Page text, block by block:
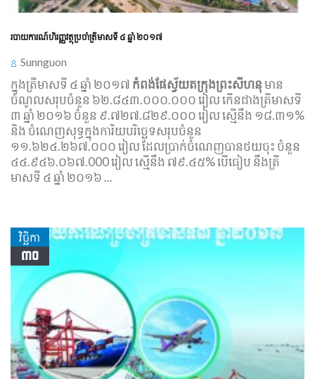
របាយការណ៍​ហិរញ្ញវត្ថុ​ប្រចាំ​ត្រី​មាស​ទី ៤ ឆ្នាំ ២០១៧
Sunnguon
ក្នុងត្រីមាសទី ៤ ឆ្នំា ២០១៧ កំពង់ផែស្វ័យតក្រុងព្រះសីហនុមាន
ចំណូលសរុបចំនួន ៦២.៨៤៣.០០០.០០០ រៀល កើនជាងត្រីមាសទី
៣ ឆ្នំា ២០១៦ ចំនួន ៩.៧២៧.៨២៩.០០០ រៀល ស្មើនឹង ១៨.៣១%
និង ចំណេញសុទ្ធក្នុងការិយបរិច្ឆេទសរុបចំនួន
១១.៦២៤.២៦៧.០០០ រៀល ដែលប្រាក់ចំណេញបានថយចុះ ចំនួន
៤៤.៩៤៦.០៦៧.000 រៀល ស្មើនឹង ៧៩.៤៥% បើធៀប នឹងត្រី
មាសទី ៤ ឆ្នំា ២០១៦ ...
វិច្ឆិកា
៣០